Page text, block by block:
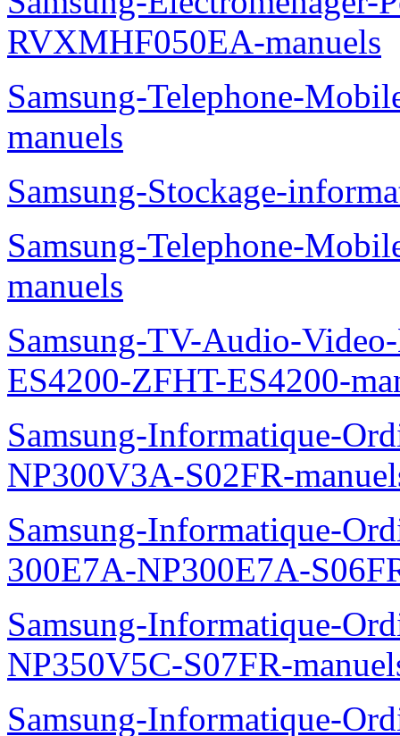
RVXMHF050EA-manuels
Samsung-Telephone-
manuels
Samsung-Stockage-
Samsung-Telephone-
manuels
Samsung-TV-Audio-
ES4200-ZFHT-ES4200-
Samsung-Informatique-
NP300V3A-S02FR-
Samsung-Informatique-
300E7A-NP300E7A-
Samsung-Informatique-
NP350V5C-S07FR-
Samsung-Informatique-